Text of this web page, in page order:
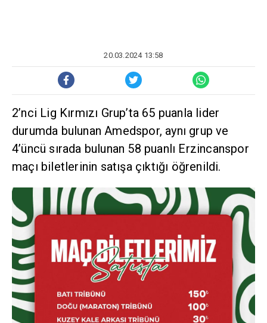
20.03.2024 13:58
2’nci Lig Kırmızı Grup’ta 65 puanla lider
durumda bulunan Amedspor, aynı grup ve
4’üncü sırada bulunan 58 puanlı Erzincanspor
maçı biletlerinin satışa çıktığı öğrenildi.